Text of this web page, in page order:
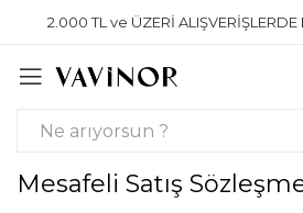
2.000 TL ve ÜZERİ ALIŞVERİŞLERDE
Mesafeli Satış